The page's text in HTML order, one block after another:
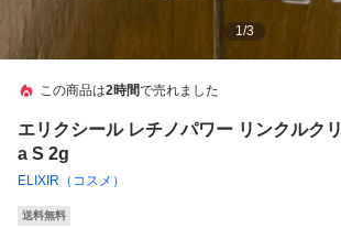
1/3
この商品は2時間で売れました
エリクシール レチノパワー リンクルク
a S 2g
ELIXIR（コスメ）
送料無料